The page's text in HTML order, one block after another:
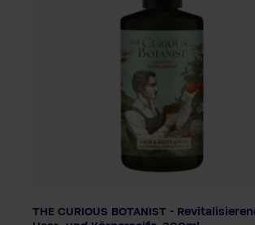
Dosierung
THE CURIOUS BOTANIST -